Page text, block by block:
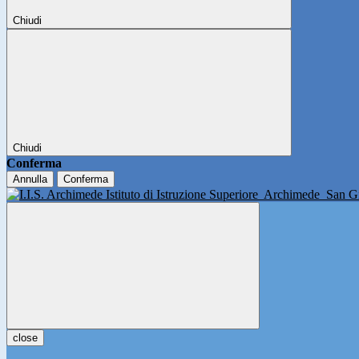
Chiudi
Chiudi
Conferma
Annulla Conferma
Istituto di Istruzione Superiore Archimede San
close